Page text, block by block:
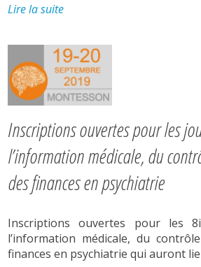
Lire la suite
Inscriptions ouvertes pour les
l’information médicale, du
des finances en psychiatrie
Inscriptions ouvertes pour les
l’information médicale, du
finances en psychiatrie qui auront